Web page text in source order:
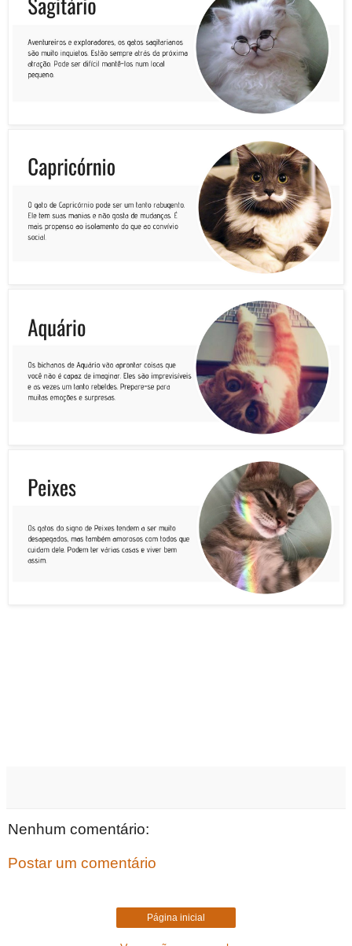
Nenhum comentário:
Postar um comentário
Página inicial